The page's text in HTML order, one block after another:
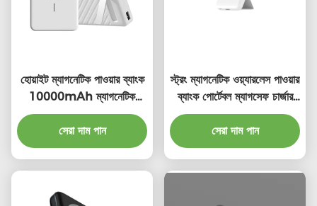
হোয়াইট ম্যাগনেটিক পাওয়ার ব্যাংক
10000mAh ম্যাগনেটিক
পোর্টেবল চার্জার
সেরা দাম পান
স্ট্রং ম্যাগনেটিক ওয়্যারলেস পাওয়ার
ব্যাংক পোর্টেবল ম্যাগসেফ চার্জার
পাওয়ার ব্যাংক 10000mAh
সেরা দাম পান